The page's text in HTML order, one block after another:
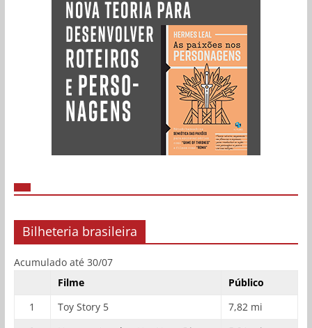
Bilheteria brasileira
Acumulado até 30/07
Filme
Público
1
Toy Story 5
7,82 mi